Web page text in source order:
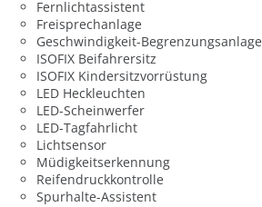
Fernlichtassistent
Freisprechanlage
Geschwindigkeit-Begrenzungsanlage
ISOFIX Beifahrersitz
ISOFIX Kindersitzvorrüstung
LED Heckleuchten
LED-Scheinwerfer
LED-Tagfahrlicht
Lichtsensor
Müdigkeitserkennung
Reifendruckkontrolle
Spurhalte-Assistent